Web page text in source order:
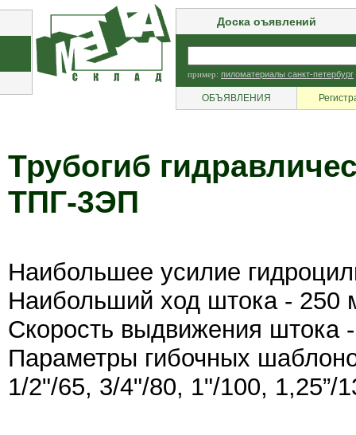
Доска оъявлений
пример: пиломатериалы санкт-петербург
ОБЪЯВЛЕНИЯ
Трубогиб
ТПГ-3ЭП
Наибольшее усилие
Наибольший ход штока - 250
Скорость выдвижения штока
Параметры гибочных
1/2"/65, 3/4"/80, 1"/100, 1,25”/